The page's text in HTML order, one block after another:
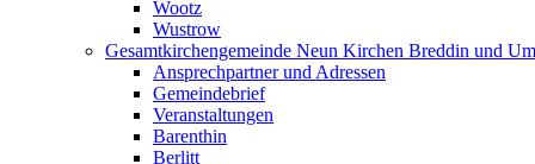
Wootz
Wustrow
Gesamtkirchengemeinde Neun Kirchen Breddin und
Ansprechpartner und Adressen
Gemeindebrief
Veranstaltungen
Barenthin
Berlitt